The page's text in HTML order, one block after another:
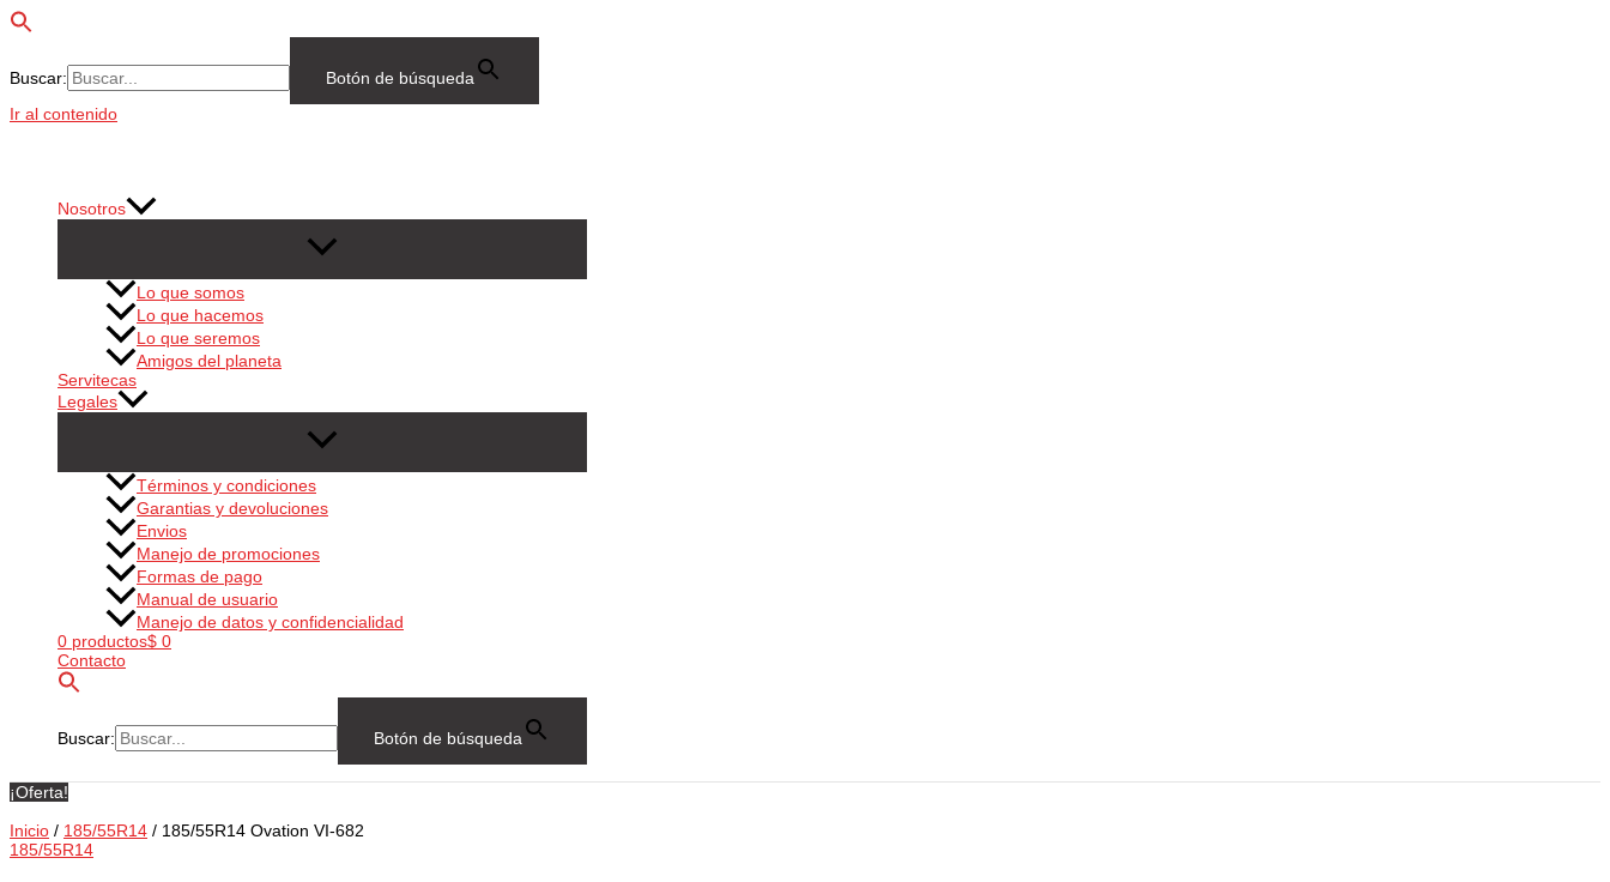
Buscar:
Botón de búsqueda
Ir al contenido
Nosotros
Lo que somos
Lo que hacemos
Lo que seremos
Amigos del planeta
Servitecas
Legales
Términos y condiciones
Garantias y devoluciones
Envios
Manejo de promociones
Formas de pago
Manual de usuario
Manejo de datos y confidencialidad
0 productos$ 0
Contacto
Buscar: Botón de búsqueda
¡Oferta!
Inicio / 185/55R14 / 185/55R14 Ovation VI-682
185/55R14